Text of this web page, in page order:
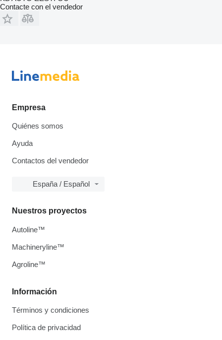
Contacte con el vendedor
Empresa
Quiénes somos
Ayuda
Contactos del vendedor
España / Español
Información
Términos y condiciones
Política de privacidad
Nuestros proyectos
Autoline™
Machineryline™
Agroline™